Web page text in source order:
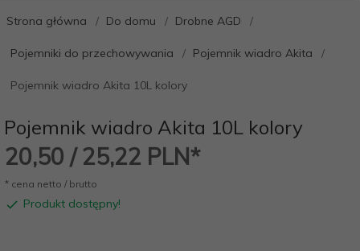
Strona główna Do domu Drobne AGD
Pojemniki do przechowywania Pojemnik wiadro Akita
Pojemnik wiadro Akita 10L kolory
Pojemnik wiadro Akita 10L kolory
20,50 / 25,22 PLN*
* cena netto / brutto
Produkt dostępny!